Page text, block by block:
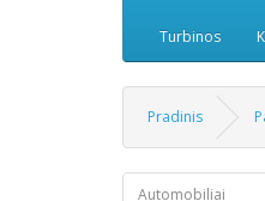
Turbinos
Pradinis
Automobiliai